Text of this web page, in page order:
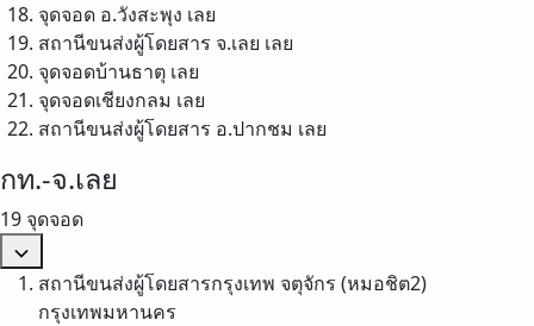
จุดจอด อ.วังสะพุง เลย
สถานีขนส่งผู้โดยสาร จ.เลย เลย
จุดจอดบ้านธาตุ เลย
จุดจอดเชียงกลม เลย
สถานีขนส่งผู้โดยสาร อ.ปากชม เลย
กท.-จ.เลย
19 จุดจอด
สถานีขนส่งผู้โดยสารกรุงเทพ จตุจักร (หมอชิต2)
กรุงเทพมหานคร